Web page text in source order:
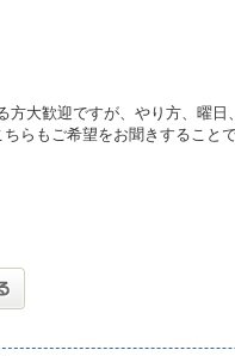
方大歓迎ですが、やり方、曜
らもご希望をお聞きすることで